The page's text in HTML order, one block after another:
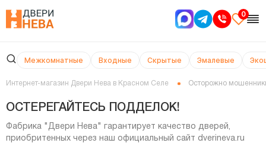
0
Межкомнатные Входные Скрытые Эмалевые
Интернет-магазин Двери Нева в Красном Селе Осторожно
ОСТЕРЕГАЙТЕСЬ ПОДДЕЛОК!
Фабрика "Двери Нева" гарантирует качество дверей,
приобритенных через наш официальный сайт dverineva.ru